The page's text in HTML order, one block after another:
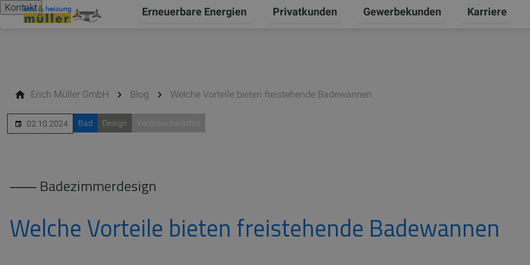
Kontakt Erneuerbare Energien
Untermenü für Erneuerbare Energien umschalten
Privatkunden
Untermenü für Privatkunden
Gewerbekunden
Untermenü
Karriere
Erich Müller GmbH Blog Welche Vorteile bieten freistehende Badewannen
02.10.2024 Bad Design Verbraucherinfos
⸺ Badezimmerdesign
Welche Vorteile bieten freistehende Badewannen